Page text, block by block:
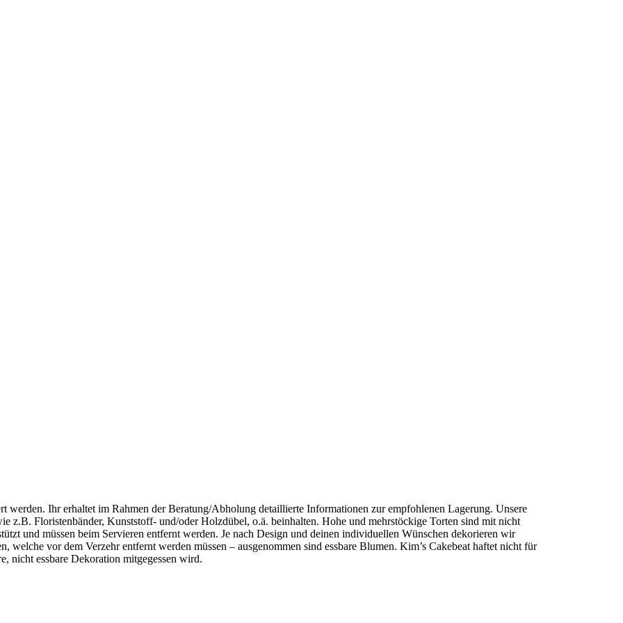
werden. Ihr erhaltet im Rahmen der Beratung/Abholung detaillierte Informationen zur empfohlenen Lagerung. Unsere
z.B. Floristenbänder, Kunststoff- und/oder Holzdübel, o.ä. beinhalten. Hohe und mehrstöckige Torten sind mit nicht
und müssen beim Servieren entfernt werden. Je nach Design und deinen individuellen Wünschen dekorieren wir
welche vor dem Verzehr entfernt werden müssen – ausgenommen sind essbare Blumen. Kim’s Cakebeat haftet nicht für
nicht essbare Dekoration mitgegessen wird.